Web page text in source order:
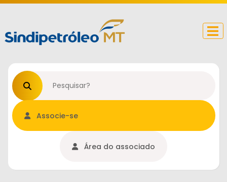
Procurar no site
Associe-se
Área do associado